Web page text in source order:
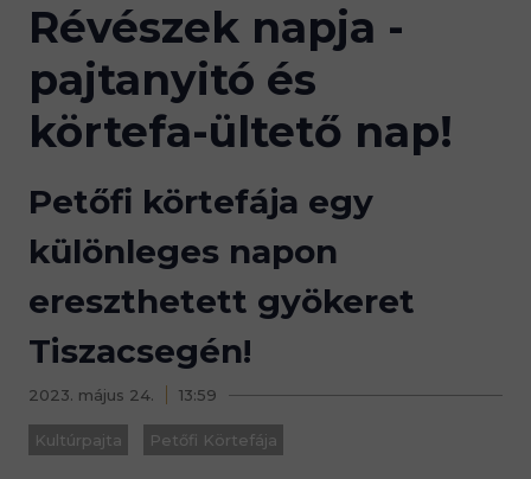
Révészek napja -
pajtanyitó és
körtefa-ültető nap!
Petőfi körtefája egy
különleges napon
ereszthetett gyökeret
Tiszacsegén!
2023. május 24. 13:59
Kultúrpajta Petőfi Körtefája